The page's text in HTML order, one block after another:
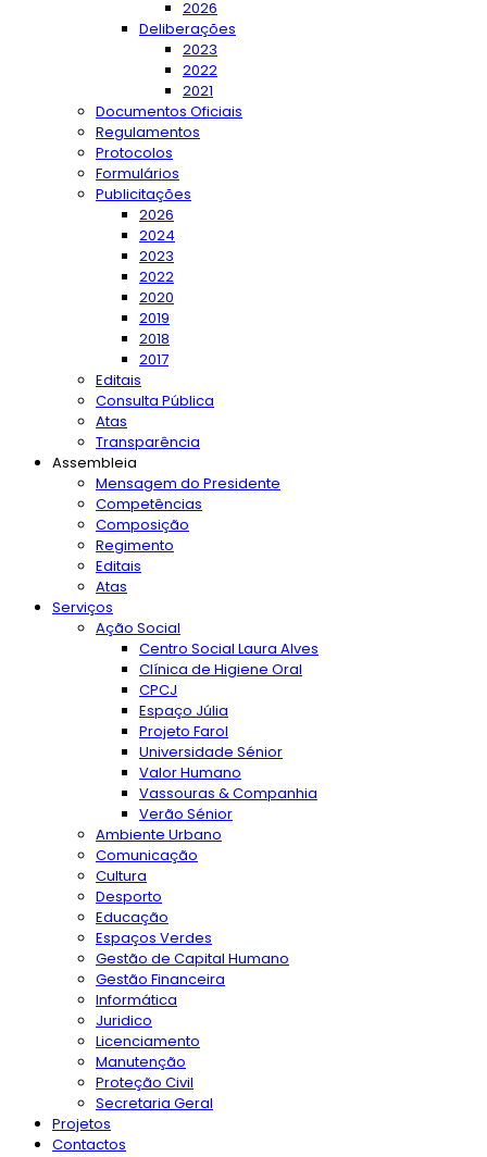
2026
Deliberações
2023
2022
2021
Documentos Oficiais
Regulamentos
Protocolos
Formulários
Publicitações
2026
2024
2023
2022
2020
2019
2018
2017
Editais
Consulta Pública
Atas
Transparência
Assembleia
Mensagem do Presidente
Competências
Composição
Regimento
Editais
Atas
Serviços
Ação Social
Centro Social Laura Alves
Clínica de Higiene Oral
CPCJ
Espaço Júlia
Projeto Farol
Universidade Sénior
Valor Humano
Vassouras & Companhia
Verão Sénior
Ambiente Urbano
Comunicação
Cultura
Desporto
Educação
Espaços Verdes
Gestão de Capital Humano
Gestão Financeira
Informática
Juridico
Licenciamento
Manutenção
Proteção Civil
Secretaria Geral
Projetos
Contactos